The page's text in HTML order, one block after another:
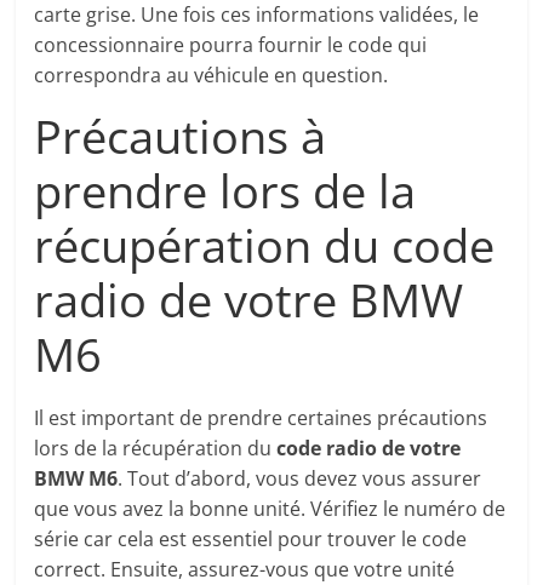
carte grise. Une fois ces informations validées, le
concessionnaire pourra fournir le code qui
correspondra au véhicule en question.
Précautions à
prendre lors de la
récupération du code
radio de votre BMW
M6
Il est important de prendre certaines précautions
lors de la récupération ducode radio de votre
BMW M6. Tout d’abord, vous devez vous assurer
que vous avez la bonne unité. Vérifiez le numéro de
série car cela est essentiel pour trouver le code
correct. Ensuite, assurez-vous que votre unité